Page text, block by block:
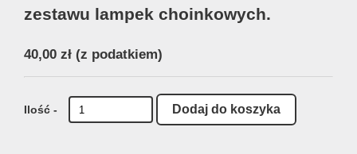
zestawu lampek choinkowych.
40,00 zł (z podatkiem)
Ilość -